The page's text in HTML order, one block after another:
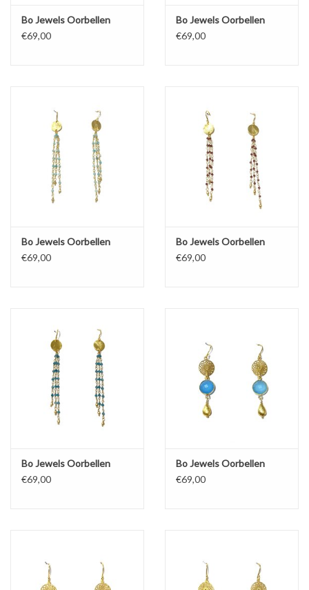
Bo Jewels Oorbellen
€69,00
Bo Jewels Oorbellen
€69,00
Bo Jewels Oorbellen
€69,00
Bo Jewels Oorbellen
€69,00
Bo Jewels Oorbellen
€69,00
Bo Jewels Oorbellen
€69,00